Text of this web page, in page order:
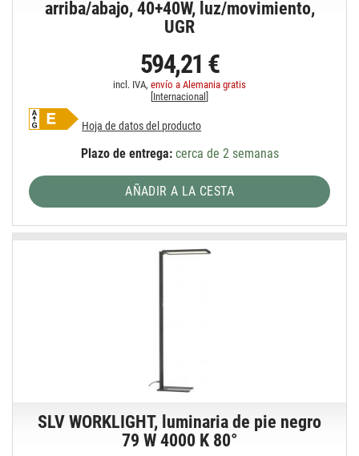
arriba/abajo, 40+40W, luz/movimiento,
UGR
594,21 €
incl. IVA,envío a Alemania gratis
[Internacional]
Hoja de datos del producto
Plazo de entrega:cerca de 2 semanas
AÑADIR A LA CESTA
SLV WORKLIGHT, luminaria de pie negro
79 W 4000 K 80°